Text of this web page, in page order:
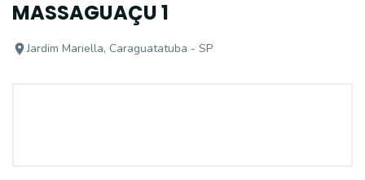
MASSAGUAÇU 1
Jardim Mariella, Caraguatatuba - SP